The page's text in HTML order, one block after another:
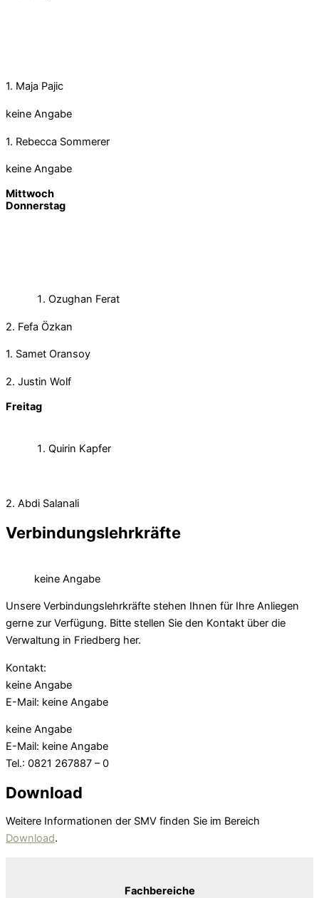
1. Maja Pajic
keine Angabe
1. Rebecca Sommerer
keine Angabe
Mittwoch
Donnerstag
Ozughan Ferat
2. Fefa Özkan
1. Samet Oransoy
2. Justin Wolf
Freitag
Quirin Kapfer
2. Abdi Salanali
Verbindungslehrkräfte
keine Angabe
Unsere Verbindungslehrkräfte stehen Ihnen für Ihre Anliegen
gerne zur Verfügung. Bitte stellen Sie den Kontakt über die
Verwaltung in Friedberg her.
Kontakt:
keine Angabe
E-Mail: keine Angabe
keine Angabe
E-Mail: keine Angabe
Tel.: 0821 267887 – 0
Download
Weitere Informationen der SMV finden Sie im Bereich
Download.
Fachbereiche